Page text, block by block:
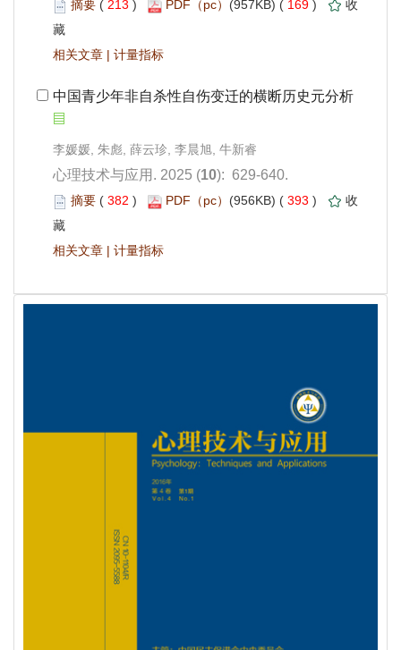
213 ) 169 )
|
中国青少年非自杀性自伤变迁的横断历史元分析
): 629-640.
382 ) 393 )
|